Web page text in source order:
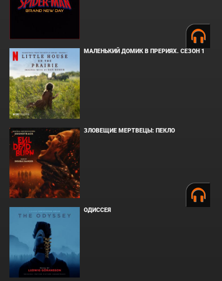
МАЛЕНЬКИЙ ДОМИК В ПРЕРИЯХ. СЕЗОН 1
ЗЛОВЕЩИЕ МЕРТВЕЦЫ: ПЕКЛО
ОДИССЕЯ